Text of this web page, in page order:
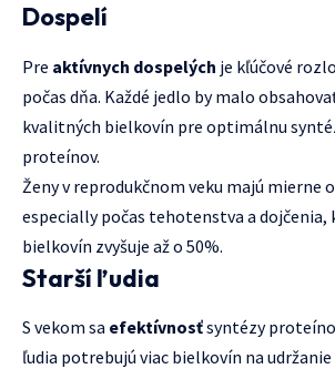
Dospelí
Pre aktívnych dospelých je kľúčové
počas dňa. Každé jedlo by malo
kvalitných bielkovín pre optimálnu
proteínov.
Ženy v reprodukčnom veku majú mierne
especially počas tehotenstva a dojčenia,
bielkovín zvyšuje až o 50%.
Starší ľudia
S vekom sa efektívnosťsyntézy
ľudia potrebujú viac bielkovín na